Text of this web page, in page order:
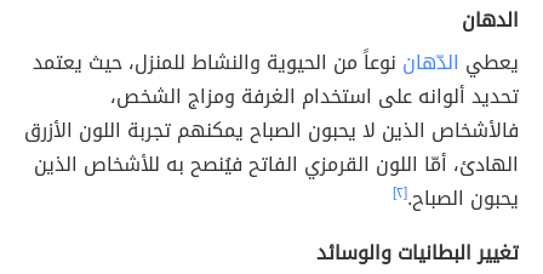
الدهان
يعطي الدّهان نوعاً من الحيوية والنشاط للمنزل، حيث يعتمد
تحديد ألوانه على استخدام الغرفة ومزاج الشخص،
فالأشخاص الذين لا يحبون الصباح يمكنهم تجربة اللون الأزرق
الهادئ، أمّا اللون القرمزي الفاتح فيُنصح به للأشخاص الذين
يحبون الصباح.[٢]
تغيير البطانيات والوسائد